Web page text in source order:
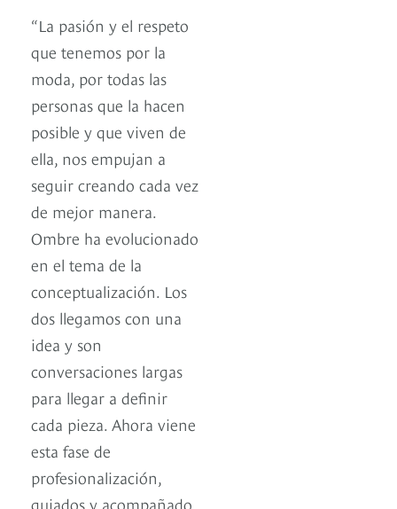
“La pasión y el respeto
que tenemos por la
moda, por todas las
personas que la hacen
posible y que viven de
ella, nos empujan a
seguir creando cada vez
de mejor manera.
Ombre ha evolucionado
en el tema de la
conceptualización. Los
dos llegamos con una
idea y son
conversaciones largas
para llegar a definir
cada pieza. Ahora viene
esta fase de
profesionalización,
guiados y acompañado